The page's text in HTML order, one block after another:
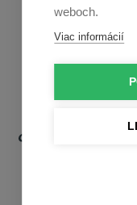
weboch.
Viac informácií